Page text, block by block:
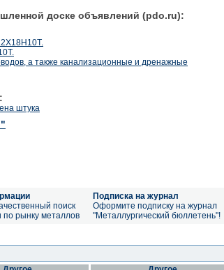
доске объявлений (pdo.ru):
а также канализационные и дренажные
штука
поиск
рынку металлов
Подписка на журнал
Оформите подписку на журнал
"Металлургический бюллетень"!